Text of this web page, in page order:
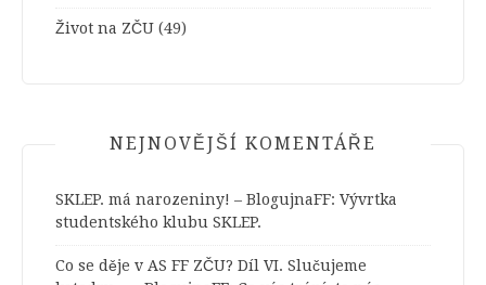
Život na ZČU (49)
NEJNOVĚJŠÍ KOMENTÁŘE
SKLEP. má narozeniny! – BlogujnaFF: Vývrtka
studentského klubu SKLEP.
Co se děje v AS FF ZČU? Díl VI. Slučujeme